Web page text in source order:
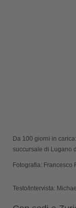
Da 100 giorni in
succursale di Lugano
Fotografia: Francesco
Testo/intervista: